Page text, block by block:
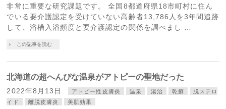
非常に重要な研究課題です。 全国8都道府県18市町村に住ん
でいる要介護認定を受けていない高齢者13,786人を3年間追跡
して、浴槽入浴頻度と要介護認定の関係を調べまし …
この記事を読む
北海道の超へんぴな温泉がアトピーの聖地だった
2022年8月13日 アトピー性皮膚炎 温泉 湯治 乾癬
脱ステロ
イド
離脱皮膚炎 美肌効果